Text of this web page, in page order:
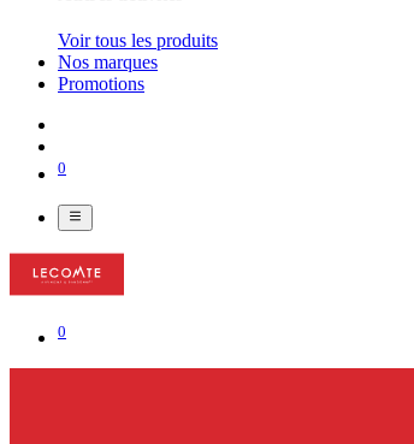
Voir tous les produits
Nos marques
Promotions
0
0